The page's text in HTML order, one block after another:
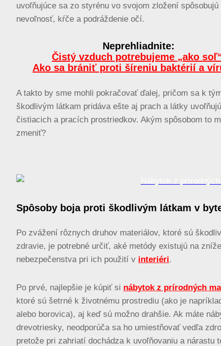
uvoľňujúce sa zo styrénu vo svojom zložení spôsobujú
nevoľnosť, kŕče a podráždenie očí.
Neprehliadnite:
Čistý vzduch potrebujeme „ako
Ako sa brániť proti šíreniu baktérií a
A takto by sme mohli pokračovať ďalej, pričom sa k
škodlivým látkam pridáva ešte aj prach a látky
čistiacich a pracích prostriedkov. Akým spôsobom to
zmeniť?
Spôsoby boja proti škodlivým látkam v
Po zvážení rôznych druhov materiálov, ktoré sú
zdravie, je potrebné určiť, aké metódy existujú na
nebezpečenstva pri ich použití v interiéri.
Po prvé, najlepšie je kúpiť si nábytok z prírodných
ktoré sú šetrné k životnému prostrediu (ako je
alebo borovica), aj keď sú možno drahšie. Ak máte
drevotriesky, neodporúča sa ho umiestňovať vedľa
pretože pri zahriatí dochádza k uvoľňovaniu a nárastu